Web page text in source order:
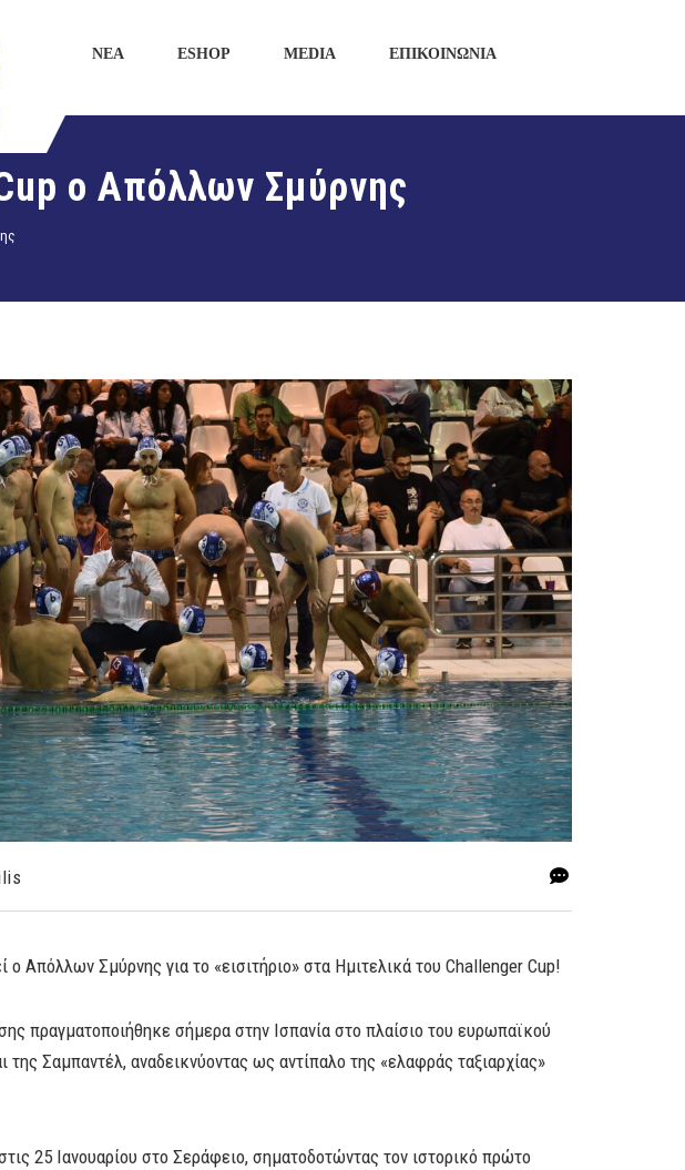
ΝΕΑ ESHOP MEDIA ΕΠΙΚΟΙΝΩΝΙΑ
ο Απόλλων Σμύρνης
ο Απόλλων Σμύρνης για το «εισιτήριο» στα Ημιτελικά του Challenger Cup!
πραγματοποιήθηκε σήμερα στην Ισπανία στο πλαίσιο του ευρωπαϊκού
Σαμπαντέλ, αναδεικνύοντας ως αντίπαλο της «ελαφράς ταξιαρχίας»
25 Ιανουαρίου στο Σεράφειο, σηματοδοτώντας τον ιστορικό πρώτο